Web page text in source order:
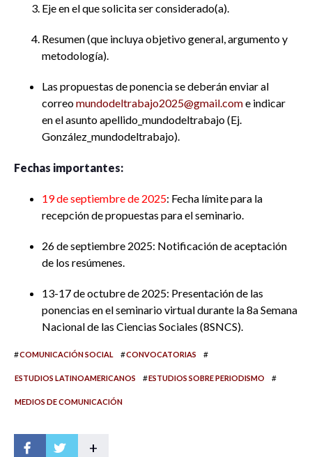
Eje en el que solicita ser considerado(a).
Resumen (que incluya objetivo general, argumento y
metodología).
Las propuestas de ponencia se deberán enviar al
correomundodeltrabajo2025@gmail.come indicar
en el asunto apellido_mundodeltrabajo (Ej.
González_mundodeltrabajo).
Fechas importantes:
19 de septiembre de 2025: Fecha límite para la
recepción de propuestas para el seminario.
26 de septiembre 2025: Notificación de aceptación
de los resúmenes.
13-17 de octubre de 2025: Presentación de las
ponencias en el seminario virtual durante la 8a Semana
Nacional de las Ciencias Sociales (8SNCS).
#COMUNICACIÓN SOCIAL #CONVOCATORIAS #
ESTUDIOS LATINOAMERICANOS #ESTUDIOS SOBRE PERIODISMO #
MEDIOS DE COMUNICACIÓN
+